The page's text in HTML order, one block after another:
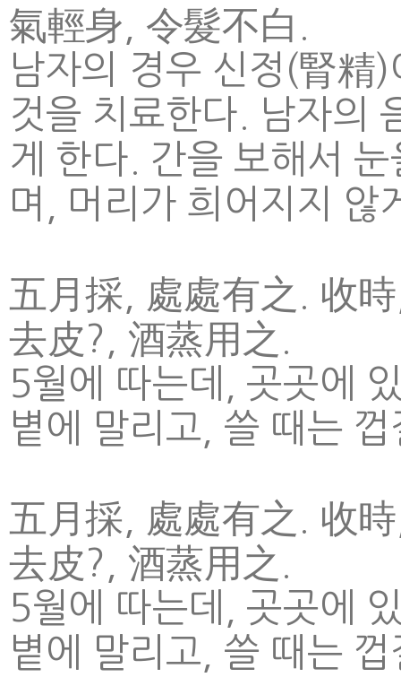
氣輕身, 令髮不白.
남자의 경우 신정(腎精
것을 치료한다. 남자의
게 한다. 간을 보해서
며, 머리가 희어지지 않
五月採, 處處有之. 收
去皮?, 酒蒸用之.
5월에 따는데, 곳곳에
볕에 말리고, 쓸 때는
五月採, 處處有之. 收
去皮?, 酒蒸用之.
5월에 따는데, 곳곳에
볕에 말리고, 쓸 때는